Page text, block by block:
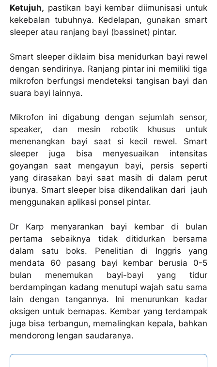
Ketujuh, pastikan bayi kembar diimunisasi untuk
kekebalan tubuhnya. Kedelapan, gunakan smart
sleeper atau ranjang bayi (bassinet) pintar.
Smart sleeper diklaim bisa menidurkan bayi rewel
dengan sendirinya. Ranjang pintar ini memiliki tiga
mikrofon berfungsi mendeteksi tangisan bayi dan
suara bayi lainnya.
Mikrofon ini digabung dengan sejumlah sensor,
speaker, dan mesin robotik khusus untuk
menenangkan bayi saat si kecil rewel. Smart
sleeper juga bisa menyesuaikan intensitas
goyangan saat mengayun bayi, persis seperti
yang dirasakan bayi saat masih di dalam perut
ibunya. Smart sleeper bisa dikendalikan dari jauh
menggunakan aplikasi ponsel pintar.
Dr Karp menyarankan bayi kembar di bulan
pertama sebaiknya tidak ditidurkan bersama
dalam satu boks. Penelitian di Inggris yang
mendata 60 pasang bayi kembar berusia 0-5
bulan menemukan bayi-bayi yang tidur
berdampingan kadang menutupi wajah satu sama
lain dengan tangannya. Ini menurunkan kadar
oksigen untuk bernapas. Kembar yang terdampak
juga bisa terbangun, memalingkan kepala, bahkan
mendorong lengan saudaranya.